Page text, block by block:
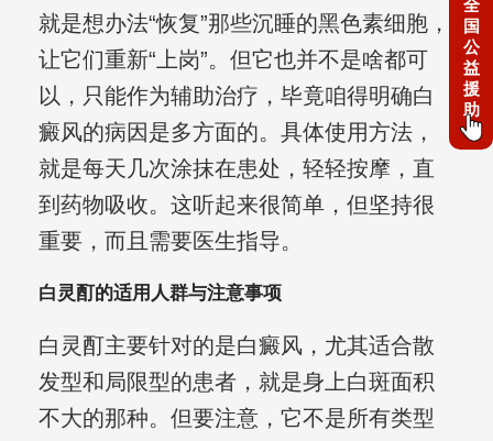
就是想办法“恢复”那些沉睡的黑色素细胞，
让它们重新“上岗”。但它也并不是啥都可
以，只能作为辅助治疗，毕竟咱得明确白
癜风的病因是多方面的。具体使用方法，
就是每天几次涂抹在患处，轻轻按摩，直
到药物吸收。这听起来很简单，但坚持很
重要，而且需要医生指导。
白灵酊的适用人群与注意事项
白灵酊主要针对的是白癜风，尤其适合散
发型和局限型的患者，就是身上白斑面积
不大的那种。但要注意，它不是所有类型
全
国
公
益
援
助